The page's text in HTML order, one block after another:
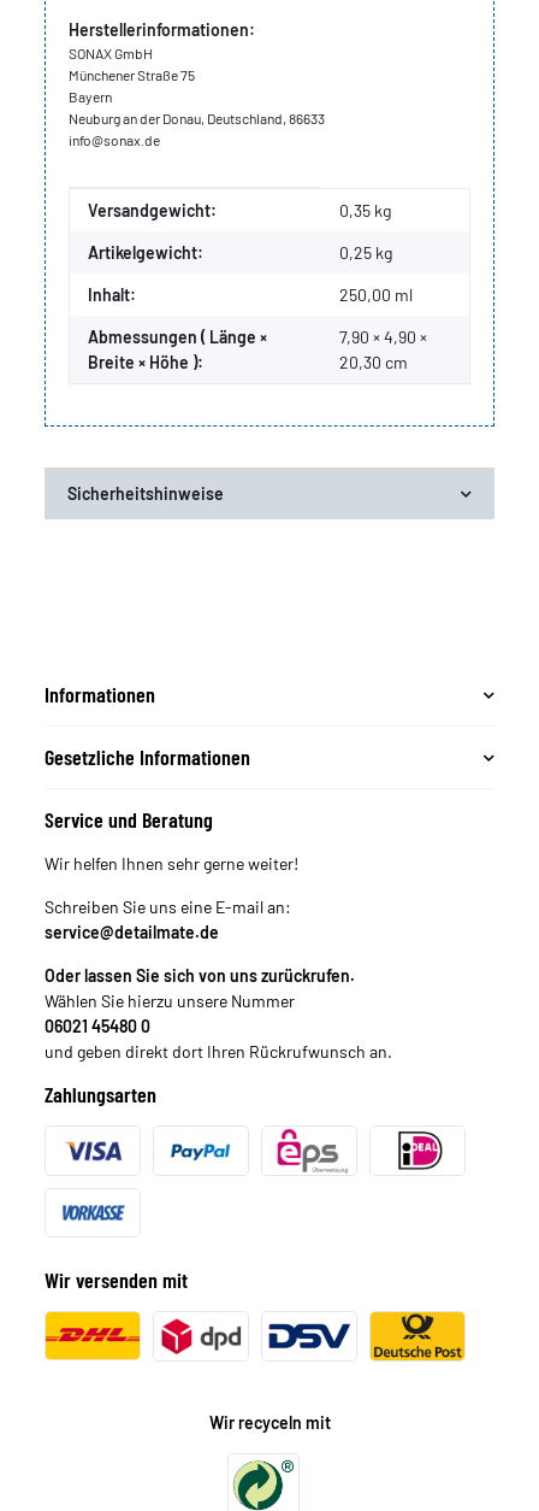
Herstellerinformationen:
SONAX GmbH
Münchener Straße 75
Bayern
Neuburg an der Donau, Deutschland, 86633
info@sonax.de
Produkteigenschaft
Wert
Versandgewicht: 0,35 kg
Artikelgewicht: 0,25 kg
Inhalt: 250,00 ml
Abmessungen ( Länge ×
Breite × Höhe ):
7,90 × 4,90 ×
20,30 cm
Sicherheitshinweise
Informationen
Gesetzliche Informationen
Service und Beratung
Wir helfen Ihnen sehr gerne weiter!
Schreiben Sie uns eine E-mail an:
service@detailmate.de
Oder lassen Sie sich von uns zurückrufen.
Wählen Sie hierzu unsere Nummer
06021 45480 0
und geben direkt dort Ihren Rückrufwunsch an.
Zahlungsarten
Wir versenden mit
Wir recyceln mit